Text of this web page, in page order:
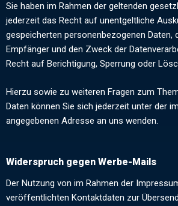
Sie haben im Rahmen der geltenden
jederzeit das Recht auf unentgeltliche
gespeicherten personenbezogenen Daten,
Empfänger und den Zweck der
Recht auf Berichtigung, Sperrung oder
Hierzu sowie zu weiteren Fragen zum
Daten können Sie sich jederzeit unter der
angegebenen Adresse an uns wenden.
Widerspruch gegen Werbe-Mails
Der Nutzung von im Rahmen der
veröffentlichten Kontaktdaten zur